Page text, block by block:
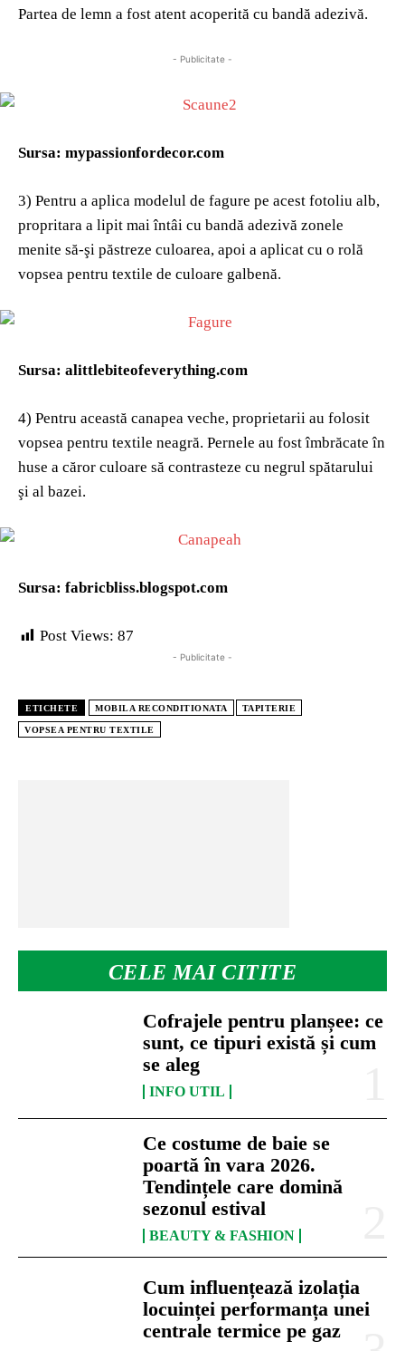
CELE MAI CITITE
Cofrajele pentru planșee: ce
sunt, ce tipuri există și cum
se aleg
INFO UTIL
Ce costume de baie se
poartă în vara 2026.
Tendințele care domină
sezonul estival
BEAUTY & FASHION
Cum influențează izolația
locuinței performanța unei
centrale termice pe gaz
Partea de lemn a fost atent acoperită cu bandă adezivă.
- Publicitate -
Sursa: mypassionfordecor.com
3) Pentru a aplica modelul de fagure pe acest fotoliu alb,
propritara a lipit mai întâi cu bandă adezivă zonele
menite să-şi păstreze culoarea, apoi a aplicat cu o rolă
vopsea pentru textile de culoare galbenă.
Sursa: alittlebiteofeverything.com
4) Pentru această canapea veche, proprietarii au folosit
vopsea pentru textile neagră. Pernele au fost îmbrăcate în
huse a căror culoare să contrasteze cu negrul spătarului
şi al bazei.
Sursa: fabricbliss.blogspot.com
Post Views: 87
- Publicitate -
ETICHETE MOBILA RECONDITIONATA TAPITERIE
VOPSEA PENTRU TEXTILE